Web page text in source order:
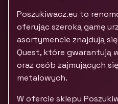
Poszukiwacz.eu to
oferując szeroką gamę
asortymencie znajdują
Quest, które gwarantują
oraz osób zajmujących
metalowych.
W ofercie sklepu